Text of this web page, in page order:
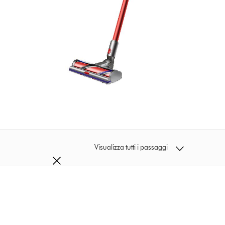
Visualizza tutti i passaggi